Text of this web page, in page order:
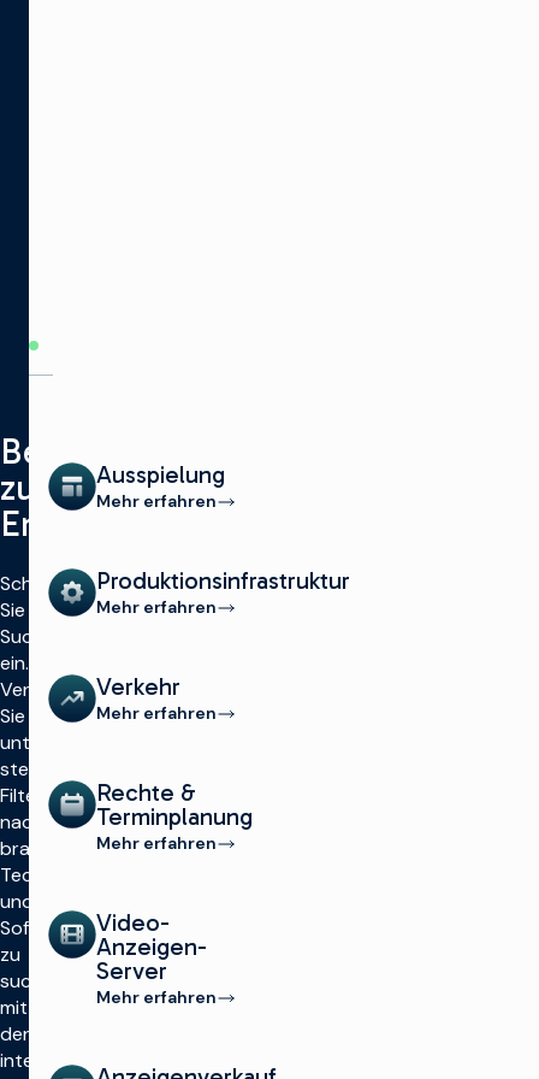
Bereit
zum
Entdecken?
Schränken
Sie die
Suche
ein.
Verwenden
Sie die
unten
stehenden
Filter, um
nach
branchenführenden
Technologie-
und
Softwarelösungen
zu
suchen,
mit
denen Sie
intelligenter
Ausspielung
Mehr erfahren
Produktionsinfrastruktur
Mehr erfahren
Verkehr
Mehr erfahren
Rechte &
Terminplanung
Mehr erfahren
Video-
Anzeigen-
Server
Mehr erfahren